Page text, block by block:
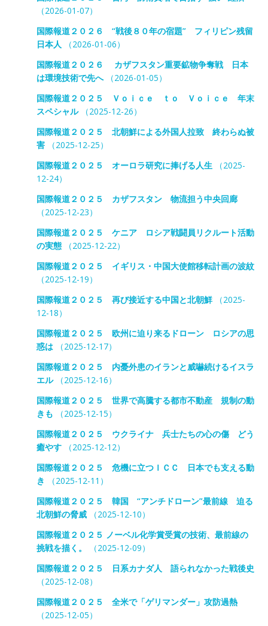
（2026-01-07）
国際報道２０２６ “戦後８０年の宿題” フィリピン残留
日本人 （2026-01-06）
国際報道２０２６ カザフスタン重要鉱物争奪戦 日本
は環境技術で先へ（2026-01-05）
国際報道２０２５ Ｖｏｉｃｅ ｔｏ Ｖｏｉｃｅ 年末
スペシャル（2025-12-26）
国際報道２０２５ 北朝鮮による外国人拉致 終わらぬ被
害（2025-12-25）
国際報道２０２５ オーロラ研究に捧げる人生（2025-
12-24）
国際報道２０２５ カザフスタン 物流担う中央回廊
（2025-12-23）
国際報道２０２５ ケニア ロシア戦闘員リクルート活動
の実態（2025-12-22）
国際報道２０２５ イギリス・中国大使館移転計画の波紋
（2025-12-19）
国際報道２０２５ 再び接近する中国と北朝鮮（2025-
12-18）
国際報道２０２５ 欧州に迫り来るドローン ロシアの思
惑は（2025-12-17）
国際報道２０２５ 内憂外患のイランと威嚇続けるイスラ
エル（2025-12-16）
国際報道２０２５ 世界で高騰する都市不動産 規制の動
きも （2025-12-15）
国際報道２０２５ ウクライナ 兵士たちの心の傷 どう
癒やす（2025-12-12）
国際報道２０２５ 危機に立つＩＣＣ 日本でも支える動
き
（2025-12-11）
国際報道２０２５ 韓国 “アンチドローン”最前線 迫る
北朝鮮の脅威（2025-12-10）
国際報道２０２５ ノーベル化学賞受賞の技術、最前線の
挑戦を描く。
（2025-12-09）
国際報道２０２５ 日系カナダ人 語られなかった戦後史
（2025-12-08）
国際報道２０２５ 全米で「ゲリマンダー」攻防過熱
（2025-12-05）